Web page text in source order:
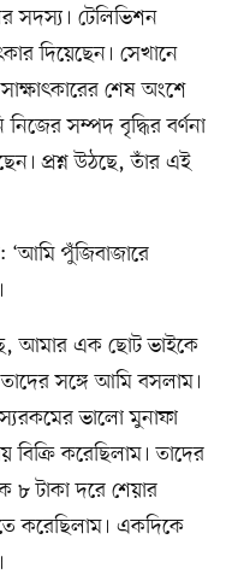
সদস্য। টেলিভিশন
দিয়েছেন। সেখানে
শেষ অংশে
সম্পদ বৃদ্ধির বর্ণনা
প্রশ্ন উঠছে, তাঁর এই
পুঁজিবাজারে
আমার এক ছোট ভাইকে
সঙ্গে আমি বসলাম।
ভালো মুনাফা
বিক্রি করেছিলাম। তাদের
৮ টাকা দরে শেয়ার
করেছিলাম। একদিকে